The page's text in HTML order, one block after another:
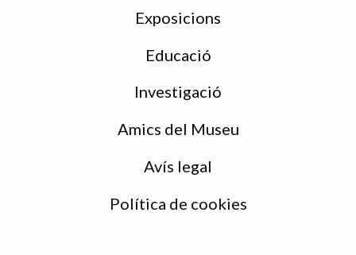
Exposicions
Educació
Investigació
Amics del Museu
Avís legal
Política de cookies